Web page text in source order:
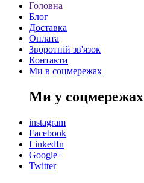
Головна
Блог
Доставка
Оплата
Зворотній зв'язок
Контакти
Ми в соцмережах
Ми у соцмережах
instagram
Facebook
LinkedIn
Google+
Twitter